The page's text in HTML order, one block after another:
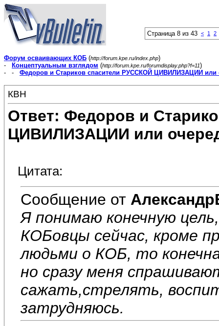
Страница 8 из 43 < 1 2
Форум осваивающих КОБ (http://forum.kpe.ru/index.php)
-
Концептуальным взглядом (http://forum.kpe.ru/forumdisplay.php?f=11)
- - Федоров и Стариков спасители РУССКОЙ ЦИВИЛИЗАЦИИ или
КВН
Ответ: Федоров и
ЦИВИЛИЗАЦИИ или
Цитата:
Сообщение от
Я понимаю конечную
КОБовцы сейчас, кроме
людьми о КОБ, то
но сразу меня
сажать,стрелять,
затрудняюсь.